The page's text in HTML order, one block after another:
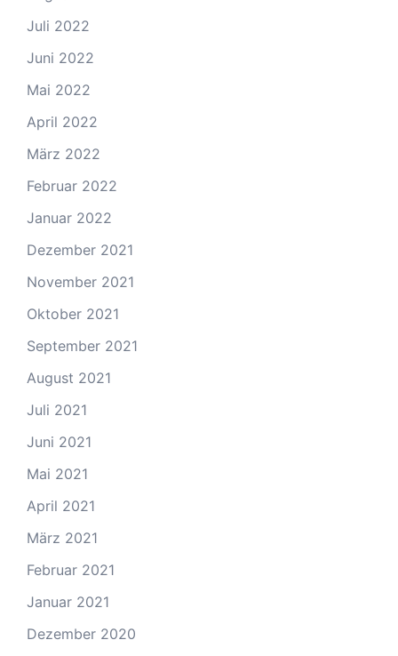
Juli 2022
Juni 2022
Mai 2022
April 2022
März 2022
Februar 2022
Januar 2022
Dezember 2021
November 2021
Oktober 2021
September 2021
August 2021
Juli 2021
Juni 2021
Mai 2021
April 2021
März 2021
Februar 2021
Januar 2021
Dezember 2020